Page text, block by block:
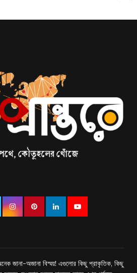
জানা-অজানা বিস্ময়! এগুলোর কিছু প্রাকৃতিক, কিছু